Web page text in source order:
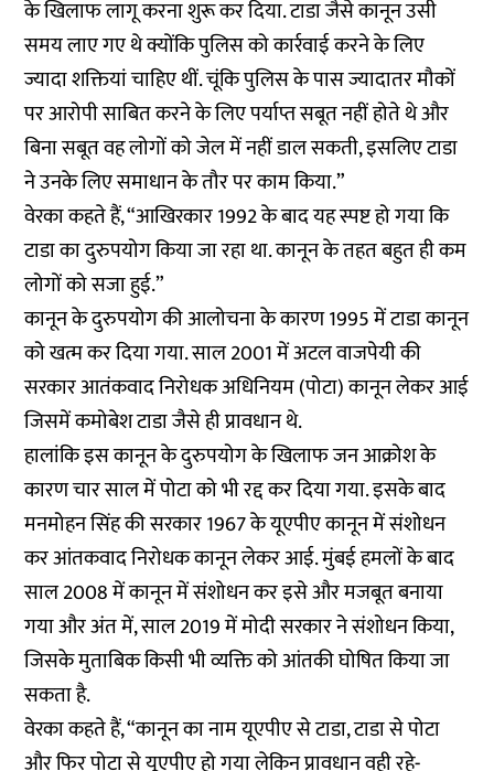
के खिलाफ लागू करना शुरू कर दिया. टाडा जैसे कानून उसी
समय लाए गए थे क्योंकि पुलिस को कार्रवाई करने के लिए
ज्यादा शक्तियां चाहिए थीं. चूंकि पुलिस के पास ज्यादातर मौकों
पर आरोपी साबित करने के लिए पर्याप्त सबूत नहीं होते थे और
बिना सबूत वह लोगों को जेल में नहीं डाल सकती, इसलिए टाडा
ने उनके लिए समाधान के तौर पर काम किया.”
वेरका कहते हैं, “आखिरकार 1992 के बाद यह स्पष्ट हो गया कि
टाडा का दुरुपयोग किया जा रहा था. कानून के तहत बहुत ही कम
लोगों को सजा हुई.”
कानून के दुरुपयोग की आलोचना के कारण 1995 में टाडा कानून
को खत्म कर दिया गया. साल 2001 में अटल वाजपेयी की
सरकार आतंकवाद निरोधक अधिनियम (पोटा) कानून लेकर आई
जिसमें कमोबेश टाडा जैसे ही प्रावधान थे.
हालांकि इस कानून के दुरुपयोग के खिलाफ जन आक्रोश के
कारण चार साल में पोटा को भी रद्द कर दिया गया. इसके बाद
मनमोहन सिंह की सरकार 1967 के यूएपीए कानून में संशोधन
कर आंतकवाद निरोधक कानून लेकर आई. मुंबई हमलों के बाद
साल 2008 में कानून में संशोधन कर इसे और मजबूत बनाया
गया और अंत में, साल 2019 में मोदी सरकार ने संशोधन किया,
जिसके मुताबिक किसी भी व्यक्ति को आंतकी घोषित किया जा
सकता है.
वेरका कहते हैं, “कानून का नाम यूएपीए से टाडा, टाडा से पोटा
और फिर पोटा से यूएपीए हो गया लेकिन प्रावधान वही रहे-